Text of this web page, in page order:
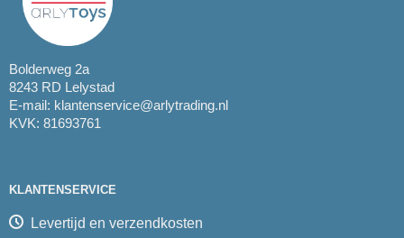
Bolderweg 2a
8243 RD Lelystad
E-mail: klantenservice@arlytrading.nl
KVK: 81693761
KLANTENSERVICE
Levertijd en verzendkosten